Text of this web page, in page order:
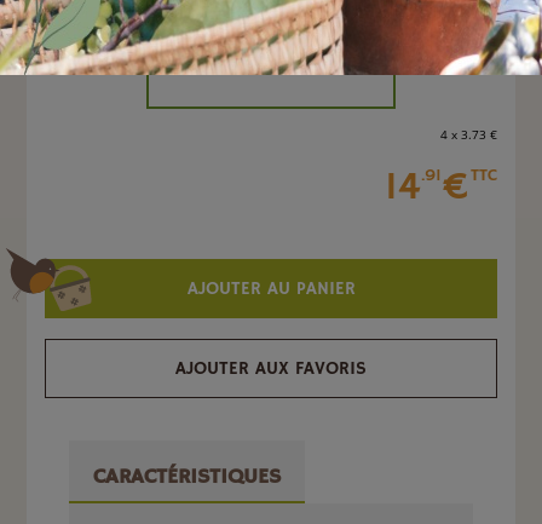
-
4 x 3.73 €
14.91€TTC
AJOUTER AU PANIER
AJOUTER AUX FAVORIS
CARACTÉRISTIQUES